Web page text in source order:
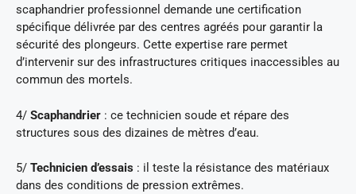
scaphandrier professionnel demande une certification
spécifique délivrée par des centres agréés pour garantir la
sécurité des plongeurs. Cette expertise rare permet
d’intervenir sur des infrastructures critiques inaccessibles au
commun des mortels.
4/ Scaphandrier : ce technicien soude et répare des
structures sous des dizaines de mètres d’eau.
5/ Technicien d’essais : il teste la résistance des matériaux
dans des conditions de pression extrêmes.